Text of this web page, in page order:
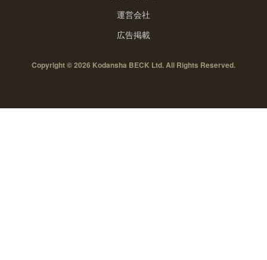
運営会社
広告掲載
Copyright © 2026 Kodansha BECK Ltd. All Rights Reserved.